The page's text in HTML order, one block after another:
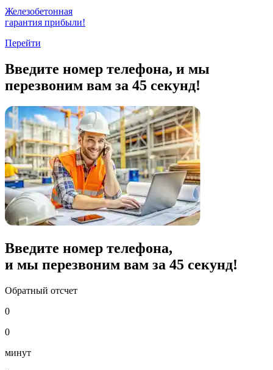
Железобетонная
гарантия прибыли!
Перейти
Введите номер телефона, и мы
перезвоним вам за 45 секунд!
Введите номер телефона,
и мы перезвоним вам за 45 секунд!
Обратный отсчет
0
0
минут